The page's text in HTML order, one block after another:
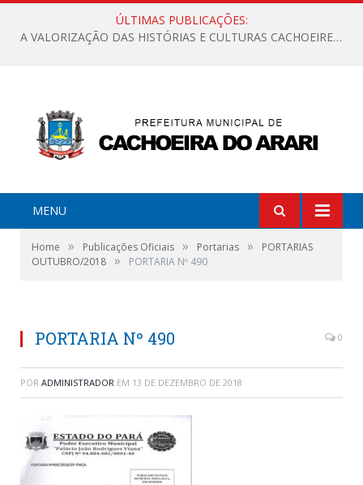
ÚLTIMAS PUBLICAÇÕES:
A VALORIZAÇÃO DAS HISTÓRIAS E CULTURAS CACHOEIRENSES
MENU
Home » Publicações Oficiais » Portarias »
PORTARIAS
OUTUBRO/2018 » PORTARIA Nº 490
PORTARIA Nº 490 0
POR ADMINISTRADOR EM 13 DE DEZEMBRO DE 2018